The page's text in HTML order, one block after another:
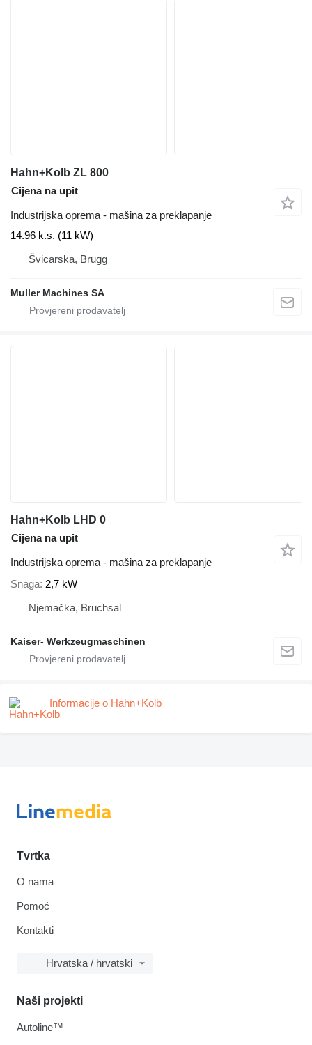
Hahn+Kolb ZL 800
Cijena na upit
Industrijska oprema - mašina za preklapanje
14.96 k.s. (11 kW)
Švicarska, Brugg
Muller Machines SA
Hahn+Kolb LHD 0
Cijena na upit
Industrijska oprema - mašina za preklapanje
Snaga 2,7 kW
Njemačka, Bruchsal
Kaiser- Werkzeugmaschinen
Informacije o Hahn+Kolb
Tvrtka
O nama
Pomoć
Kontakti
Hrvatska / hrvatski
Naši projekti
Autoline™